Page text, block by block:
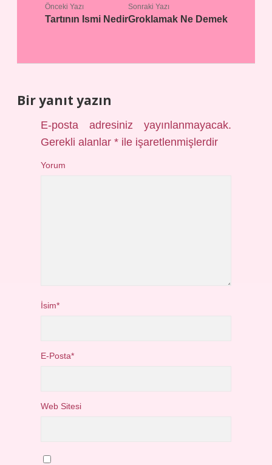
Önceki Yazı
Tartının Ismi Nedir
Sonraki Yazı
Groklamak Ne Demek
Bir yanıt yazın
E-posta adresiniz yayınlanmayacak.
Gerekli alanlar* ile işaretlenmişlerdir
Yorum
İsim*
E-Posta*
Web Sitesi